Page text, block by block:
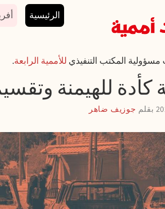
القائمة الرئيسيةالرئيسية
المكتب التنفيذي للأممية الرابعة.
كأدة للهيمنة
بقلم جوزيف ضاهر